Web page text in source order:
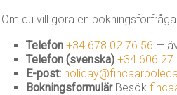
Om du vill göra en
Telefon +34 678 02 76 56 —
Telefon (svenska) +34 606 27
E-post:
BokningsformulärBesök